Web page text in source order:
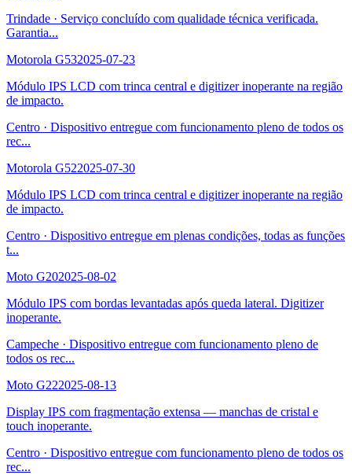
Trindade · Serviço concluído com qualidade técnica verificada.
Garantia...
Motorola G532025-07-23
Módulo IPS LCD com trinca central e digitizer inoperante na região
de impacto.
Centro · Dispositivo entregue com funcionamento pleno de todos os
rec...
Motorola G522025-07-30
Módulo IPS LCD com trinca central e digitizer inoperante na região
de impacto.
Centro · Dispositivo entregue em plenas condições, todas as funções
t...
Moto G202025-08-02
Módulo IPS com bordas levantadas após queda lateral. Digitizer
inoperante.
Campeche · Dispositivo entregue com funcionamento pleno de
todos os rec...
Moto G222025-08-13
Display IPS com fragmentação extensa — manchas de cristal e
touch inoperante.
Centro · Dispositivo entregue com funcionamento pleno de todos os
rec...